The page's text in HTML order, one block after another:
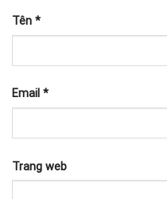
Tên *
Email *
Trang web